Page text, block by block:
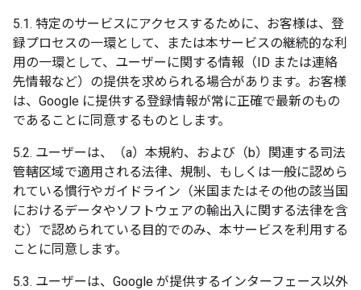
5.1. 特定のサービスにアクセスするために、お客様は、登
録プロセスの一環として、または本サービスの継続的な利
用の一環として、ユーザーに関する情報（ID または連絡
先情報など）の提供を求められる場合があります。お客様
は、Google に提供する登録情報が常に正確で最新のもの
であることに同意するものとします。
5.2. ユーザーは、（a）本規約、および（b）関連する司法
管轄区域で適用される法律、規制、もしくは一般に認めら
れている慣行やガイドライン（米国またはその他の該当国
におけるデータやソフトウェアの輸出入に関する法律を含
む）で認められている目的でのみ、本サービスを利用する
ことに同意します。
5.3. ユーザーは、Google が提供するインターフェース以外